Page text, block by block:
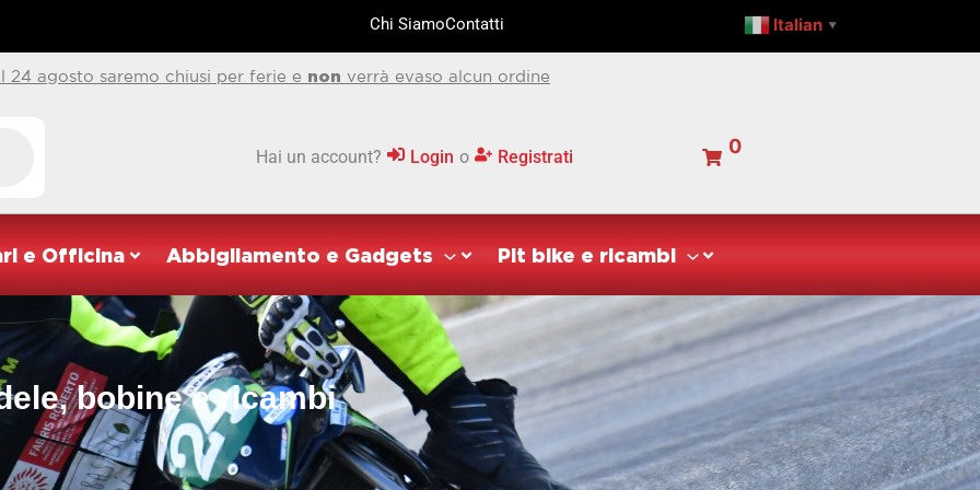
Chi SiamoContatti Italian ▼
24 agosto saremo chiusi per ferie e non verrà evaso alcun ordine
Hai un account? Login o Registrati 0
e Officina Abbigliamento e Gadgets Pit bike e ricambi
bobine e ricambi